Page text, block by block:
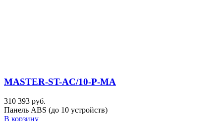
MASTER-ST-AC/10-P-MA
310 393 руб.
Панель ABS (до 10 устройств)
В корзину